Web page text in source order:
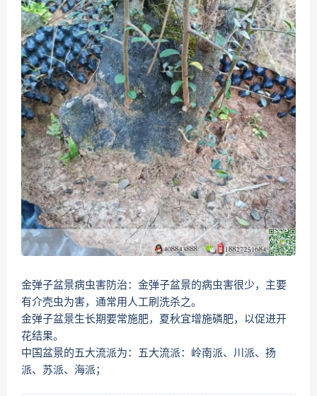
金弹子盆景病虫害防治：金弹子盆景的病虫害很少，主要
有介壳虫为害，通常用人工刷洗杀之。
金弹子盆景生长期要常施肥，夏秋宜增施磷肥，以促进开
花结果。
中国盆景的五大流派为：五大流派：岭南派、川派、扬
派、苏派、海派；